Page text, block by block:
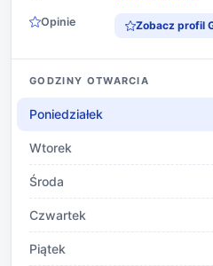
Opinie Zobacz profil
GODZINY OTWARCIA
Poniedziałek
Wtorek
Środa
Czwartek
Piątek